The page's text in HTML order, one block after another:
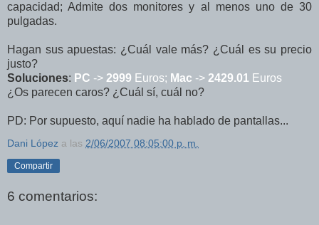
capacidad; Admite dos monitores y al menos uno de 30
pulgadas.
Hagan sus apuestas: ¿Cuál vale más? ¿Cuál es su precio
justo?
Soluciones: PC -> 2999 Euros; Mac -> 2429.01 Euros
¿Os parecen caros? ¿Cuál sí, cuál no?
PD: Por supuesto, aquí nadie ha hablado de pantallas...
Dani López a las 2/06/2007 08:05:00 p. m.
Compartir
6 comentarios: